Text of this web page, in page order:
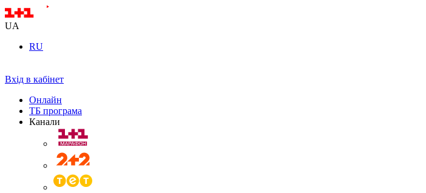
UA
RU
Вхід в кабінет
Онлайн
ТБ програма
Канали